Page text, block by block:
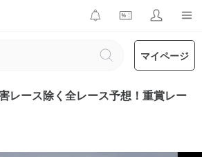
マイページ
レース除く全レース予想！重賞レー